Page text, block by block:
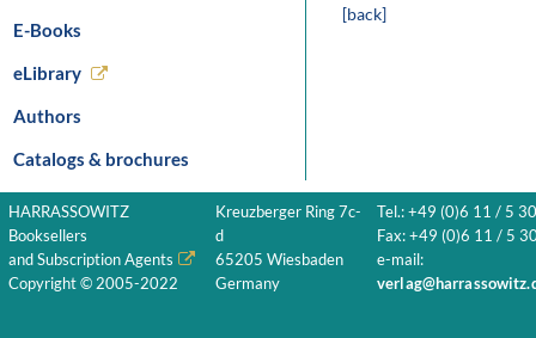
E-Books
eLibrary
Authors
Catalogs & brochures
[back]
HARRASSOWITZ
Booksellers
and Subscription Agents
Copyright © 2005-2022
Kreuzberger Ring 7c-
d
65205 Wiesbaden
Germany
Tel.: +49 (0)6 11 / 5
Fax: +49 (0)6 11 / 5
e-mail: